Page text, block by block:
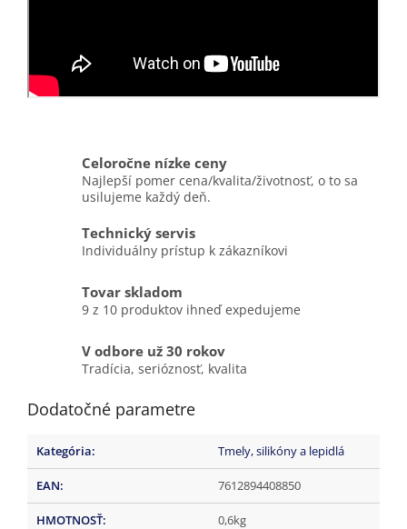
Celoročne nízke ceny
Najlepší pomer cena/kvalita/životnosť, o to sa
usilujeme každý deň.
Technický servis
Individuálny prístup k zákazníkovi
Tovar skladom
9 z 10 produktov ihneď expedujeme
V odbore už 30 rokov
Tradícia, serióznosť, kvalita
Dodatočné parametre
Kategória: Tmely, silikóny a lepidlá
EAN: 7612894408850
HMOTNOSŤ: 0,6kg